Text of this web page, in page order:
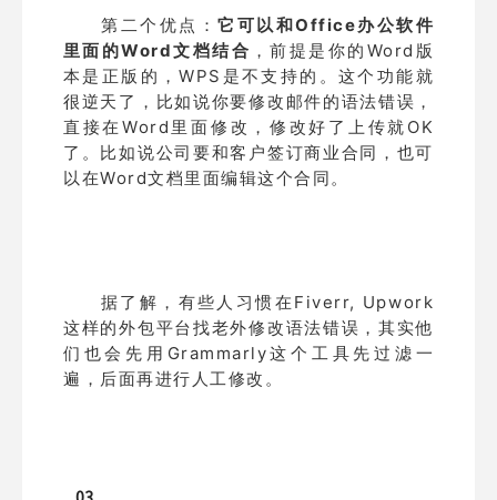
第二个优点： 它可以和Office办公软件
里面的Word文档结合 ，前提是你的Word版
本是正版的，WPS是不支持的。这个功能就
很逆天了，比如说你要修改邮件的语法错误，
直接在Word里面修改，修改好了上传就OK
了。比如说公司要和客户签订商业合同，也可
以在Word文档里面编辑这个合同。
据了解，有些人习惯在Fiverr, Upwork
这样的外包平台找老外修改语法错误，其实他
们也会先用Grammarly这个工具先过滤一
遍，后面再进行人工修改。